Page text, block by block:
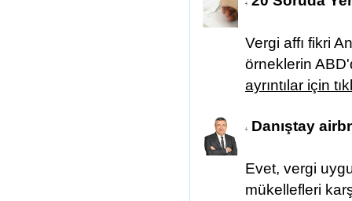
Vergi affı fikri
örneklerin
ayrıntılar için
Danıştay
Evet, vergi
mükellefleri